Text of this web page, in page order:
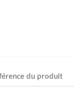
du produit